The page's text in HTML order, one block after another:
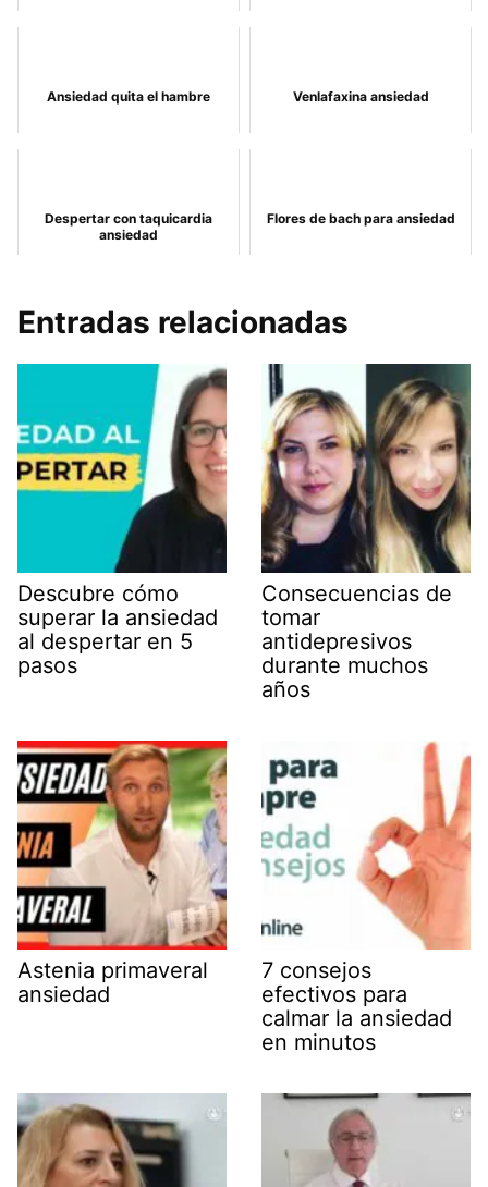
Ansiedad quita el hambre Venlafaxina ansiedad
Despertar con taquicardia
ansiedad
Flores de bach para ansiedad
Entradas relacionadas
Descubre cómo
superar la ansiedad
al despertar en 5
pasos
Consecuencias de
tomar
antidepresivos
durante muchos
años
Astenia primaveral
ansiedad
7 consejos
efectivos para
calmar la ansiedad
en minutos